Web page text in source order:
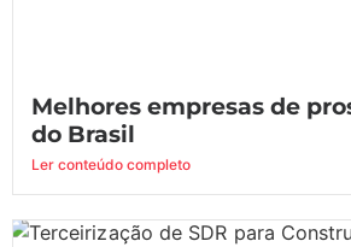
Melhores empresas de
do Brasil
Ler conteúdo completo